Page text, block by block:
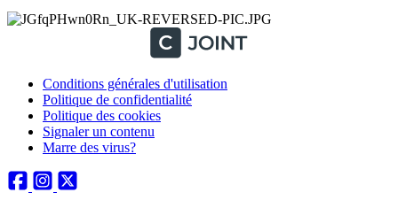
Conditions générales d'utilisation
Politique de confidentialité
Politique des cookies
Signaler un contenu
Marre des virus?